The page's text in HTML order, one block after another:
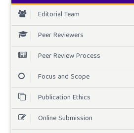
Editorial Team
Peer Reviewers
Peer Review Process
Focus and Scope
Publication Ethics
Online Submission